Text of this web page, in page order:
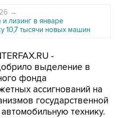
→
лизинг в январе
10,7 тысячи новых машин
-
выделение в
фонда
ассигнований на
государственной
технику.